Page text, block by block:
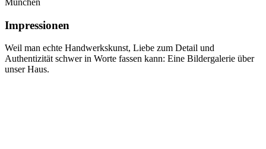
Impressionen
Weil man echte Handwerkskunst, Liebe zum Detail und
Authentizität schwer in Worte fassen kann: Eine Bildergalerie über
unser Haus.